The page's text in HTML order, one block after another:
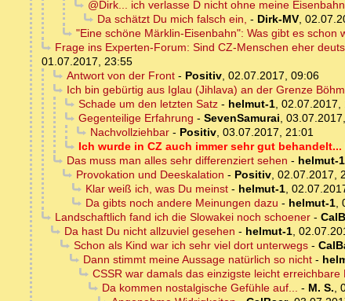
@Dirk... ich verlasse D nicht ohne meine
Da schätzt Du mich falsch ein, - Dirk-MV,
"Eine schöne Märklin-Eisenbahn": Was gibt es
Frage ins Experten-Forum: Sind CZ-Menschen eher
01.07.2017, 23:55
Antwort von der Front- Positiv, 02.07.2017, 09:06
Ich bin gebürtig aus Iglau (Jihlava) an der Grenze
Schade um den letzten Satz- helmut-1, 02.07.2017,
Gegenteilige Erfahrung - SevenSamurai,
Nachvollziehbar- Positiv, 03.07.2017, 21:01
Ich wurde in CZ auch immer sehr gut
Das muss man alles sehr differenziert sehen - helmut-1
Provokation und Deeskalation - Positiv, 02.07.2017,
Klar weiß ich, was Du meinst- helmut-1,
Da gibts noch andere Meinungen dazu - helmut-1,
Landschaftlich fand ich die Slowakei noch schoener-
Da hast Du nicht allzuviel gesehen - helmut-1,
Schon als Kind war ich sehr viel dort unterwegs-
Dann stimmt meine Aussage natürlich so nicht-
CSSR war damals das einzigste leicht erreichbare
Da kommen nostalgische Gefühle auf... - M. S.,